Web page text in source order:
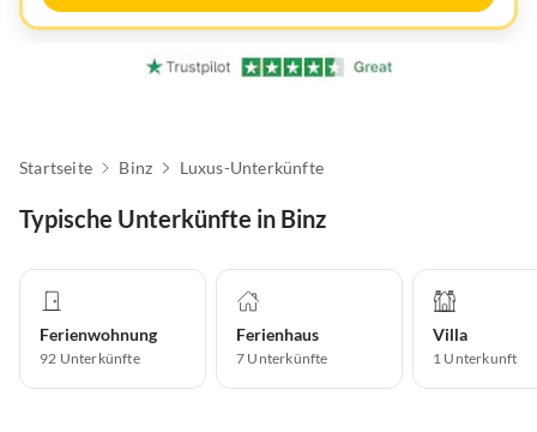
Startseite Binz Luxus-Unterkünfte
Typische Unterkünfte in Binz
Ferienwohnung
92 Unterkünfte
Ferienhaus
7 Unterkünfte
Villa
1 Unterkunft